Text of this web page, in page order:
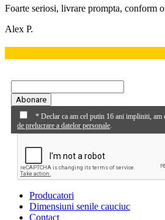
Foarte seriosi, livrare prompta, conform
Alex P.
Abonare
* Declar ca am cel putin 16 ani impliniti, am
de prelucrare a datelor personale.
Producatori
Dimensiuni senile cauciuc
Contact